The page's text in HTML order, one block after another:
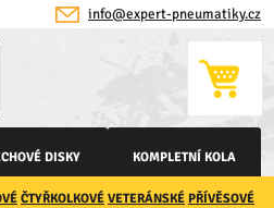
DISKY KOMPLETNÍ KOLA
info@expert-pneumatiky.cz
ČTYŘKOLKOVÉ VETERÁNSKÉ PŘÍVĚSOVÉ